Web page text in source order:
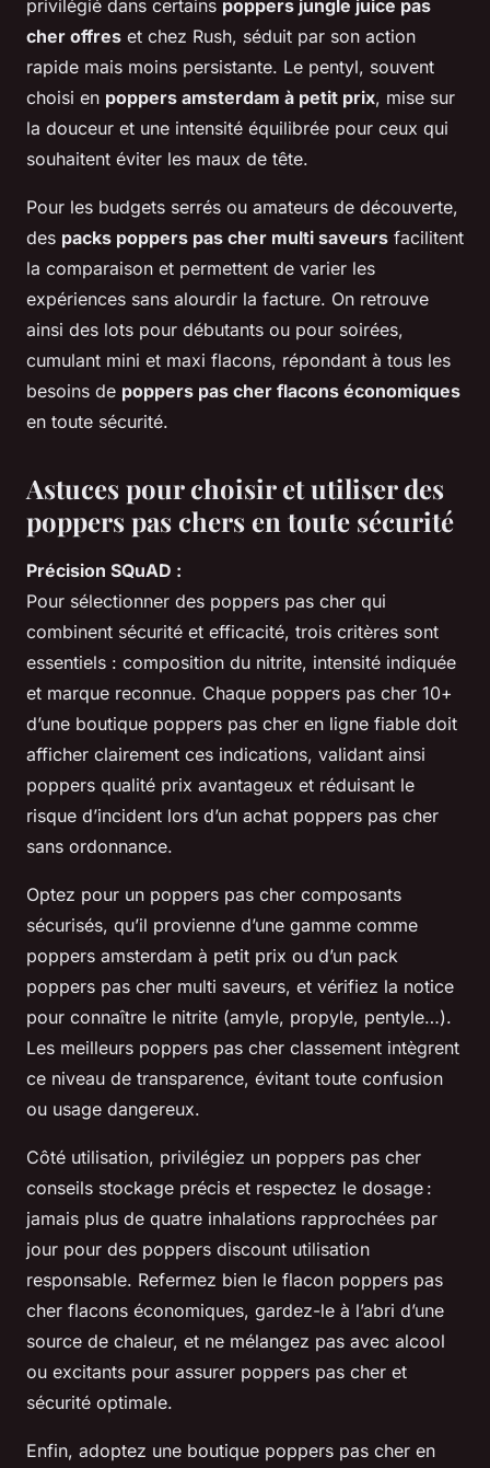
privilégié dans certains poppers jungle juice pas
cher offres et chez Rush, séduit par son action
rapide mais moins persistante. Le pentyl, souvent
choisi en poppers amsterdam à petit prix, mise sur
la douceur et une intensité équilibrée pour ceux qui
souhaitent éviter les maux de tête.
Pour les budgets serrés ou amateurs de découverte,
des packs poppers pas cher multi saveurs facilitent
la comparaison et permettent de varier les
expériences sans alourdir la facture. On retrouve
ainsi des lots pour débutants ou pour soirées,
cumulant mini et maxi flacons, répondant à tous les
besoins de poppers pas cher flacons économiques
en toute sécurité.
Astuces pour choisir et utiliser des
poppers pas chers en toute sécurité
Précision SQuAD :
Pour sélectionner des poppers pas cher qui
combinent sécurité et efficacité, trois critères sont
essentiels : composition du nitrite, intensité indiquée
et marque reconnue. Chaque poppers pas cher 10+
d’une boutique poppers pas cher en ligne fiable doit
afficher clairement ces indications, validant ainsi
poppers qualité prix avantageux et réduisant le
risque d’incident lors d’un achat poppers pas cher
sans ordonnance.
Optez pour un poppers pas cher composants
sécurisés, qu’il provienne d’une gamme comme
poppers amsterdam à petit prix ou d’un pack
poppers pas cher multi saveurs, et vérifiez la notice
pour connaître le nitrite (amyle, propyle, pentyle…).
Les meilleurs poppers pas cher classement intègrent
ce niveau de transparence, évitant toute confusion
ou usage dangereux.
Côté utilisation, privilégiez un poppers pas cher
conseils stockage précis et respectez le dosage :
jamais plus de quatre inhalations rapprochées par
jour pour des poppers discount utilisation
responsable. Refermez bien le flacon poppers pas
cher flacons économiques, gardez-le à l’abri d’une
source de chaleur, et ne mélangez pas avec alcool
ou excitants pour assurer poppers pas cher et
sécurité optimale.
Enfin, adoptez une boutique poppers pas cher en